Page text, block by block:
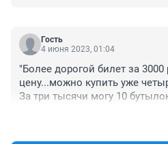
Гость
4 июня 2023, 01:04
"Более дорогой билет за
цену...можно купить уже
За три тысячи могу 10